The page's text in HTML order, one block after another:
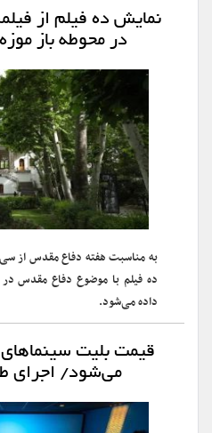
نمایش ده فیلم از
در محوطه باز
به مناسبت هفته دفاع مقدس از سی
ده فیلم با موضوع دفاع مقدس
داده می‌شود.
قیمت بلیت
می‌شود/ اجرای